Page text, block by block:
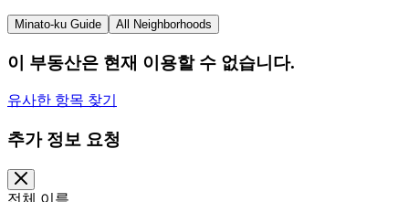
Minato-ku Guide All Neighborhoods
이 부동산은 현재 이용할 수 없습니다.
유사한 항목 찾기
추가 정보 요청
전체 이름